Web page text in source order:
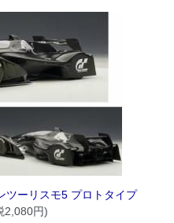
ツーリスモ5 プロトタイプ
2,080円)